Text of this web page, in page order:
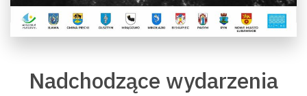
Nadchodzące wydarzenia